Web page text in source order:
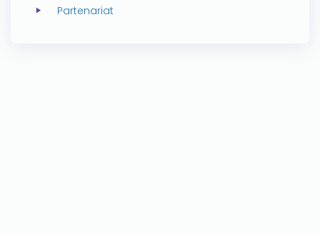
Partenariat